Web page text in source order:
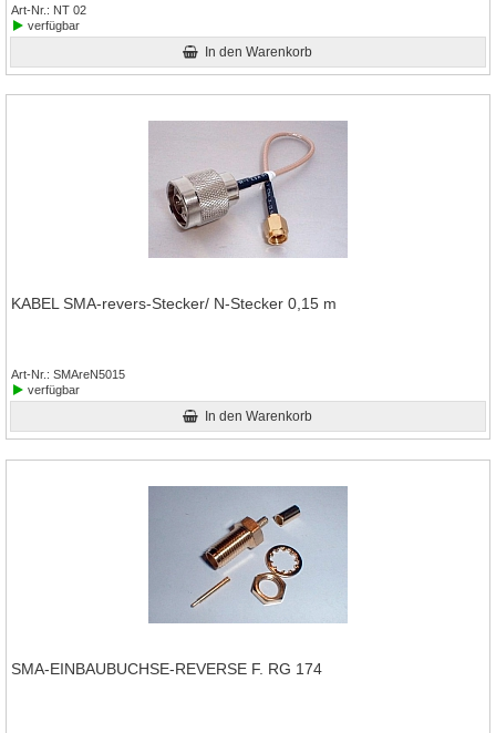
Art-Nr.
NT 02
verfügbar
In den Warenkorb
KABEL SMA-revers-Stecker/ N-Stecker 0,15 m
Art-Nr.
SMAreN5015
verfügbar
In den Warenkorb
SMA-EINBAUBUCHSE-REVERSE F. RG 174